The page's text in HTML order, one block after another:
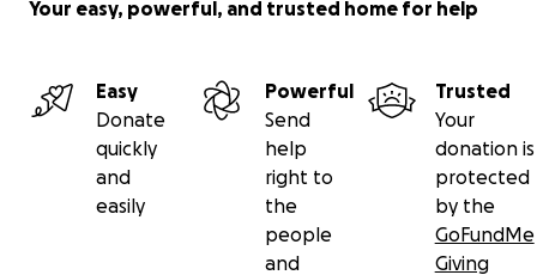
Your easy, powerful, and trusted home for help
Easy
Donate
quickly
and
easily
Powerful
Send
help
right to
the
people
and
Trusted
Your
donation is
protected
by the
GoFundMe
Giving